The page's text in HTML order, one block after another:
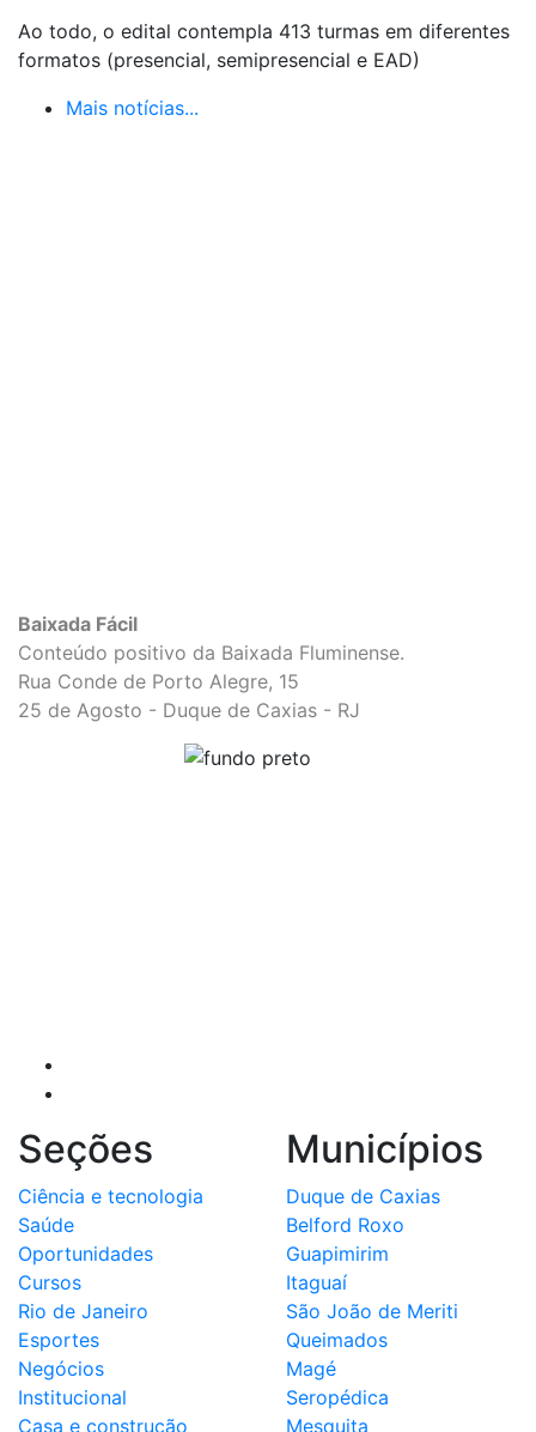
Ao todo, o edital contempla 413 turmas em diferentes
formatos (presencial, semipresencial e EAD)
Mais notícias...
Baixada Fácil
Conteúdo positivo da Baixada Fluminense.
Rua Conde de Porto Alegre, 15
25 de Agosto - Duque de Caxias - RJ
Seções
Ciência e tecnologia
Saúde
Oportunidades
Cursos
Rio de Janeiro
Esportes
Negócios
Institucional
Casa e construção
Municípios
Duque de Caxias
Belford Roxo
Guapimirim
Itaguaí
São João de Meriti
Queimados
Magé
Seropédica
Mesquita